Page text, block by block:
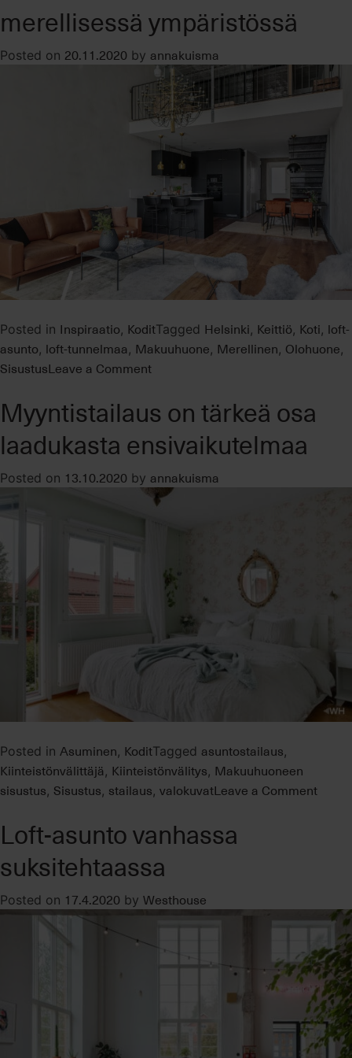
merellisessä ympäristössä
Posted on 20.11.2020 by annakuisma
Posted in Inspiraatio, KoditTagged Helsinki, Keittiö, Koti, loft-
asunto, loft-tunnelmaa, Makuuhuone, Merellinen, Olohuone,
SisustusLeave a Commenton
loft-
asunto
merellisessä
Myyntistailaus on tärkeä osa
laadukasta ensivaikutelmaa
Posted on 13.10.2020 by annakuisma
Posted in Asuminen, KoditTagged asuntostailaus,
Kiinteistönvälittäjä, Kiinteistönvälitys, Makuuhuoneen
sisustus, Sisustus, stailaus, valokuvatLeave a Commenton
Loft-asunto vanhassa
suksitehtaassa
Posted on 17.4.2020 by Westhouse